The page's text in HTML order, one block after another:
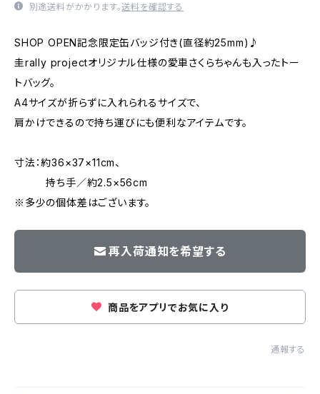
別途送料がかかります。送料を確認する
SHOP OPEN記念限定缶バッジ付き(直径約25mm)♪
圭rally projectオリジナル仕様の愛車さくらちゃんも入ったトー
トバッグ。
A4サイズが折らずに入れられるサイズで、
肩かけできるので持ち運びにも便利なアイテムです。
寸法：約36×37×11cm、
持ち手／約2.5×56cm
※多少の個体差はございます。
再入荷通知を希望する
商品をアプリでお気に入り
通報する